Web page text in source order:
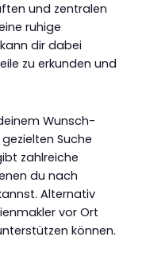
und zentralen
ruhige
dir dabei
zu erkunden und
Wunsch-
Suche
zahlreiche
du nach
Alternativ
vor Ort
können.